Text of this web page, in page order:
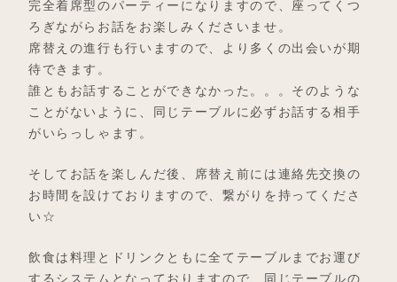
完全着席型のパーティーになりますので、座ってくつ
ろぎながらお話をお楽しみくださいませ。
席替えの進行も行いますので、より多くの出会いが期
待できます。
誰ともお話することができなかった。。。そのような
ことがないように、同じテーブルに必ずお話する相手
がいらっしゃます。
そしてお話を楽しんだ後、席替え前には連絡先交換の
お時間を設けておりますので、繋がりを持ってくださ
い☆
飲食は料理とドリンクともに全てテーブルまでお運び
するシステムとなっておりますので、同じテーブルの